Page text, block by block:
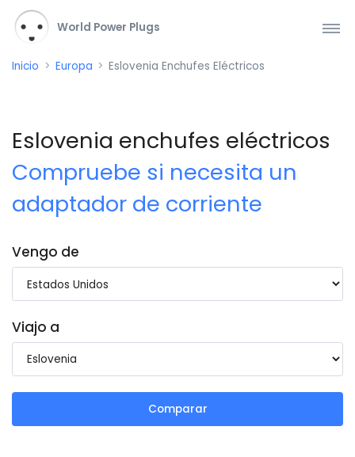
World Power Plugs
Inicio Europa Eslovenia Enchufes Eléctricos
Eslovenia enchufes eléctricos
Compruebe si necesita un
adaptador de corriente
Vengo de
Viajo a
Comparar